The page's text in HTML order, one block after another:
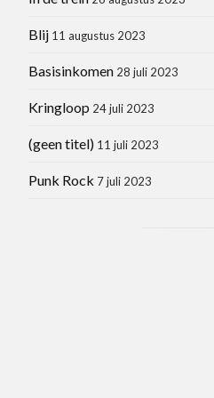
Blij 11 augustus 2023
Basisinkomen 28 juli 2023
Kringloop 24 juli 2023
(geen titel) 11 juli 2023
Punk Rock 7 juli 2023